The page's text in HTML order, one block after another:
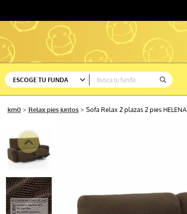
ESCOGE TU FUNDA
Ver todas
Silla
Rinconera
km0 Relax pies juntos Sofa Relax 2 plazas 2 pies HELENA